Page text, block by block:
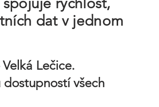
dat v jednom
Lečice.
dostupností všech